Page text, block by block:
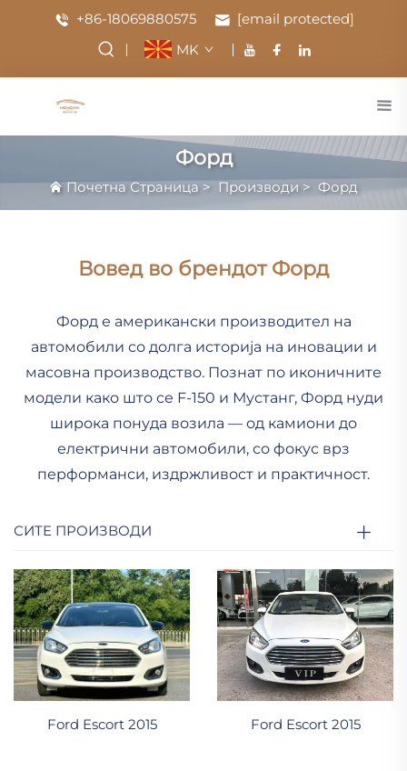
+86-18069880575
[email protected]
MK
Форд
Почетна Страница > Производи > Форд
Вовед во брендот Форд
Форд е американски производител на
автомобили со долга историја на иновации и
масовна производство. Познат по иконичните
модели како што се F-150 и Мустанг, Форд нуди
широка понуда возила — од камиони до
електрични автомобили, со фокус врз
перформанси, издржливост и практичност.
СИТЕ ПРОИЗВОДИ
Ford Escort 2015 Ford Escort 2015